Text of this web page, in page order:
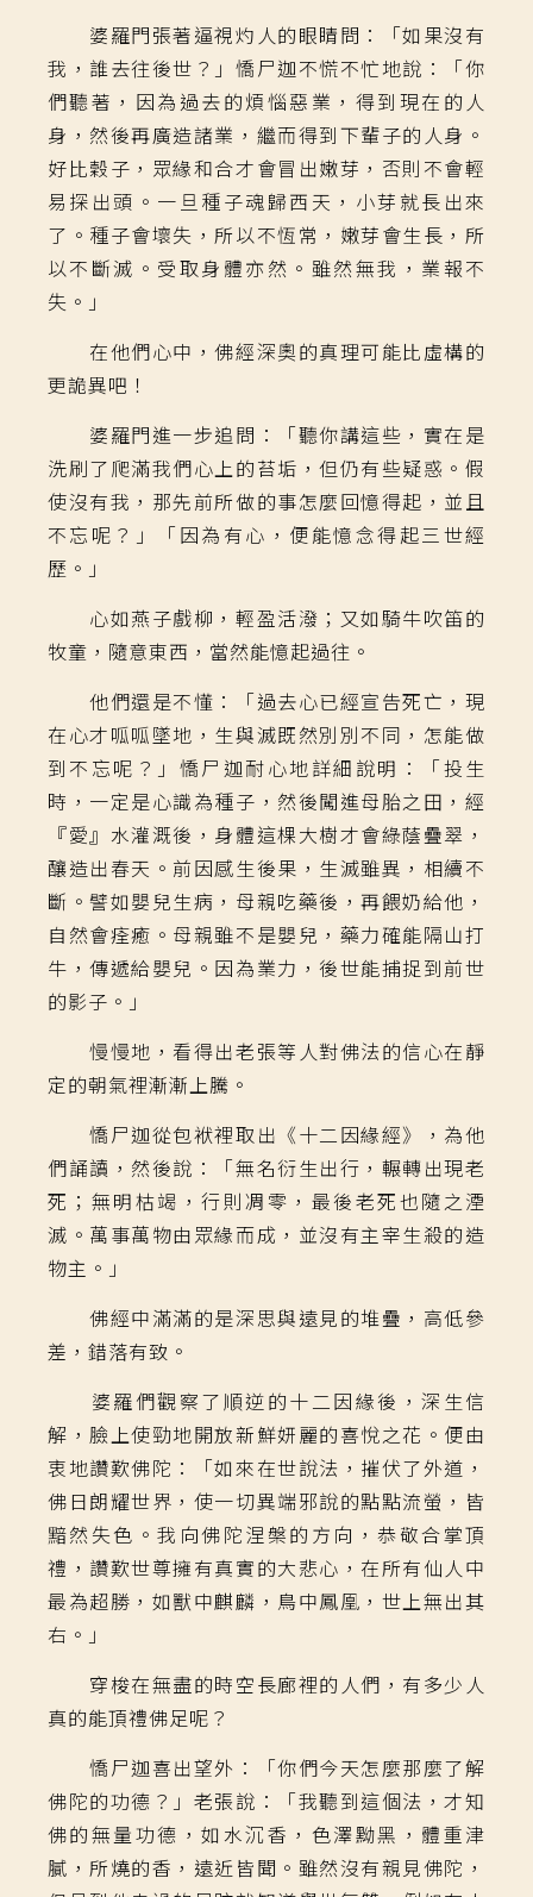
婆羅門張著逼視灼人的眼睛問：「如果沒有
我，誰去往後世？」憍尸迦不慌不忙地說：「你
們聽著，因為過去的煩惱惡業，得到現在的人
身，然後再廣造諸業，繼而得到下輩子的人身。
好比穀子，眾緣和合才會冒出嫩芽，否則不會輕
易探出頭。一旦種子魂歸西天，小芽就長出來
了。種子會壞失，所以不恆常，嫩芽會生長，所
以不斷滅。受取身體亦然。雖然無我，業報不
失。」
在他們心中，佛經深奧的真理可能比虛構的
更詭異吧！
婆羅門進一步追問：「聽你講這些，實在是
洗刷了爬滿我們心上的苔垢，但仍有些疑惑。假
使沒有我，那先前所做的事怎麼回憶得起，並且
不忘呢？」「因為有心，便能憶念得起三世經
歷。」
心如燕子戲柳，輕盈活潑；又如騎牛吹笛的
牧童，隨意東西，當然能憶起過往。
他們還是不懂：「過去心已經宣告死亡，現
在心才呱呱墜地，生與滅既然別別不同，怎能做
到不忘呢？」憍尸迦耐心地詳細說明：「投生
時，一定是心識為種子，然後闖進母胎之田，經
『愛』水灌溉後，身體這棵大樹才會綠蔭疊翠，
釀造出春天。前因感生後果，生滅雖異，相續不
斷。譬如嬰兒生病，母親吃藥後，再餵奶給他，
自然會痊癒。母親雖不是嬰兒，藥力確能隔山打
牛，傳遞給嬰兒。因為業力，後世能捕捉到前世
的影子。」
慢慢地，看得出老張等人對佛法的信心在靜
定的朝氣裡漸漸上騰。
憍尸迦從包袱裡取出《十二因緣經》，為他
們誦讀，然後說：「無名衍生出行，輾轉出現老
死；無明枯竭，行則凋零，最後老死也隨之湮
滅。萬事萬物由眾緣而成，並沒有主宰生殺的造
物主。」
佛經中滿滿的是深思與遠見的堆疊，高低參
差，錯落有致。
婆羅們觀察了順逆的十二因緣後，深生信
解，臉上使勁地開放新鮮妍麗的喜悅之花。便由
衷地讚歎佛陀：「如來在世說法，摧伏了外道，
佛日朗耀世界，使一切異端邪說的點點流螢，皆
黯然失色。我向佛陀涅槃的方向，恭敬合掌頂
禮，讚歎世尊擁有真實的大悲心，在所有仙人中
最為超勝，如獸中麒麟，鳥中鳳凰，世上無出其
右。」
穿梭在無盡的時空長廊裡的人們，有多少人
真的能頂禮佛足呢？
憍尸迦喜出望外：「你們今天怎麼那麼了解
佛陀的功德？」老張說：「我聽到這個法，才知
佛的無量功德，如水沉香，色澤黝黑，體重津
膩，所燒的香，遠近皆聞。雖然沒有親見佛陀，